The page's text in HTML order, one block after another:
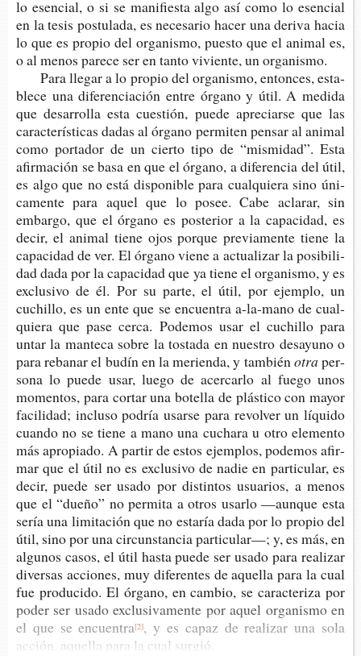
lo esen­cial, o si se mani­fies­ta algo así como lo esen­cial
en la tesis pos­tu­la­da, es nece­sa­rio hacer una deri­va hacia
lo que es pro­pio del orga­nis­mo, pues­to que el ani­mal es,
o al menos pare­ce ser en tanto vivien­te, un organismo.
Para lle­gar a lo pro­pio del orga­nis­mo, enton­ces, esta­
ble­ce una dife­ren­cia­ción entre órgano y útil. A medi­da
que desa­rro­lla esta cues­tión, puede apre­ciar­se que las
carac­te­rís­ti­cas dadas al órgano per­mi­ten pen­sar al ani­mal
como por­ta­dor de un cier­to tipo de “mis­mi­dad”. Esta
afir­ma­ción se basa en que el órgano, a dife­ren­cia del útil,
es algo que no está dis­po­ni­ble para cual­quie­ra sino úni­
ca­men­te para aquel que lo posee. Cabe acla­rar, sin
embar­go, que el órgano es pos­te­rior a la capa­ci­dad, es
decir, el ani­mal tiene ojos por­que pre­via­men­te tiene la
capa­ci­dad de ver. El órgano viene a actua­li­zar la posi­bi­li­
dad dada por la capa­ci­dad que ya tiene el orga­nis­mo, y es
exclu­si­vo de él. Por su parte, el útil, por ejem­plo, un
cuchi­llo, es un ente que se encuen­tra a-​la-mano de cual­
quie­ra que pase cerca. Pode­mos usar el cuchi­llo para
untar la man­te­ca sobre la tos­ta­da en nues­tro desa­yuno o
para reba­nar el budín en la merien­da, y tambiénotra per­
so­na lo puede usar, luego de acer­car­lo al fuego unos
momen­tos, para cor­tar una bote­lla de plás­ti­co con mayor
faci­li­dad; inclu­so podría usar­se para revol­ver un líqui­do
cuan­do no se tiene a mano una cucha­ra u otro ele­men­to
más apro­pia­do. A par­tir de estos ejem­plos, pode­mos afir­
mar que el útil no es exclu­si­vo de nadie en par­ti­cu­lar, es
decir, puede ser usado por dis­tin­tos usua­rios, a menos
que el “dueño” no per­mi­ta a otros usar­lo —aun­que esta
sería una limi­ta­ción que no esta­ría dada por lo pro­pio del
útil, sino por una cir­cuns­tan­cia par­ti­cu­lar—; y, es más, en
algu­nos casos, el útil hasta puede ser usado para rea­li­zar
diver­sas accio­nes, muy dife­ren­tes de aque­lla para la cual
fue pro­du­ci­do. El órgano, en cam­bio, se carac­te­ri­za por
poder ser usado exclu­si­va­men­te por aquel orga­nis­mo en
el que se encuentra[2], y es capaz de rea­li­zar una sola
acción, aque­lla para la cual surgió.